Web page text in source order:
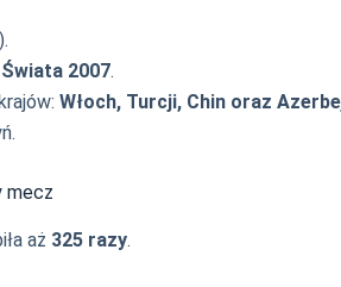
2007.
Włoch, Turcji, Chin oraz
mecz
aż 325 razy.